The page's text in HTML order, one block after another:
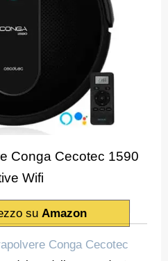
Conga Cecotec 1590
Wifi
su Amazon
Conga Cecotec